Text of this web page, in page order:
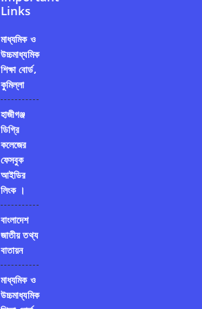
Links
মাধ্যমিক ও
উচ্চমাধ্যমিক
শিক্ষা বোর্ড,
কুমিল্লা
হাজীগঞ্জ
ডিগ্রি
কলেজের
ফেসবুক
আইডির
লিংক ।
বাংলাদেশ
জাতীয় তথ্য
বাতায়ন
মাধ্যমিক ও
উচ্চমাধ্যমিক